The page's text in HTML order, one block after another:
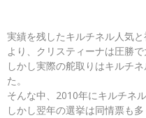
実績を残したキルチネル人気
より、クリスティーナは圧勝で
しかし実際の舵取りはキルチ
た。
そんな中、2010年にキルチネル
しかし翌年の選挙は同情票も多